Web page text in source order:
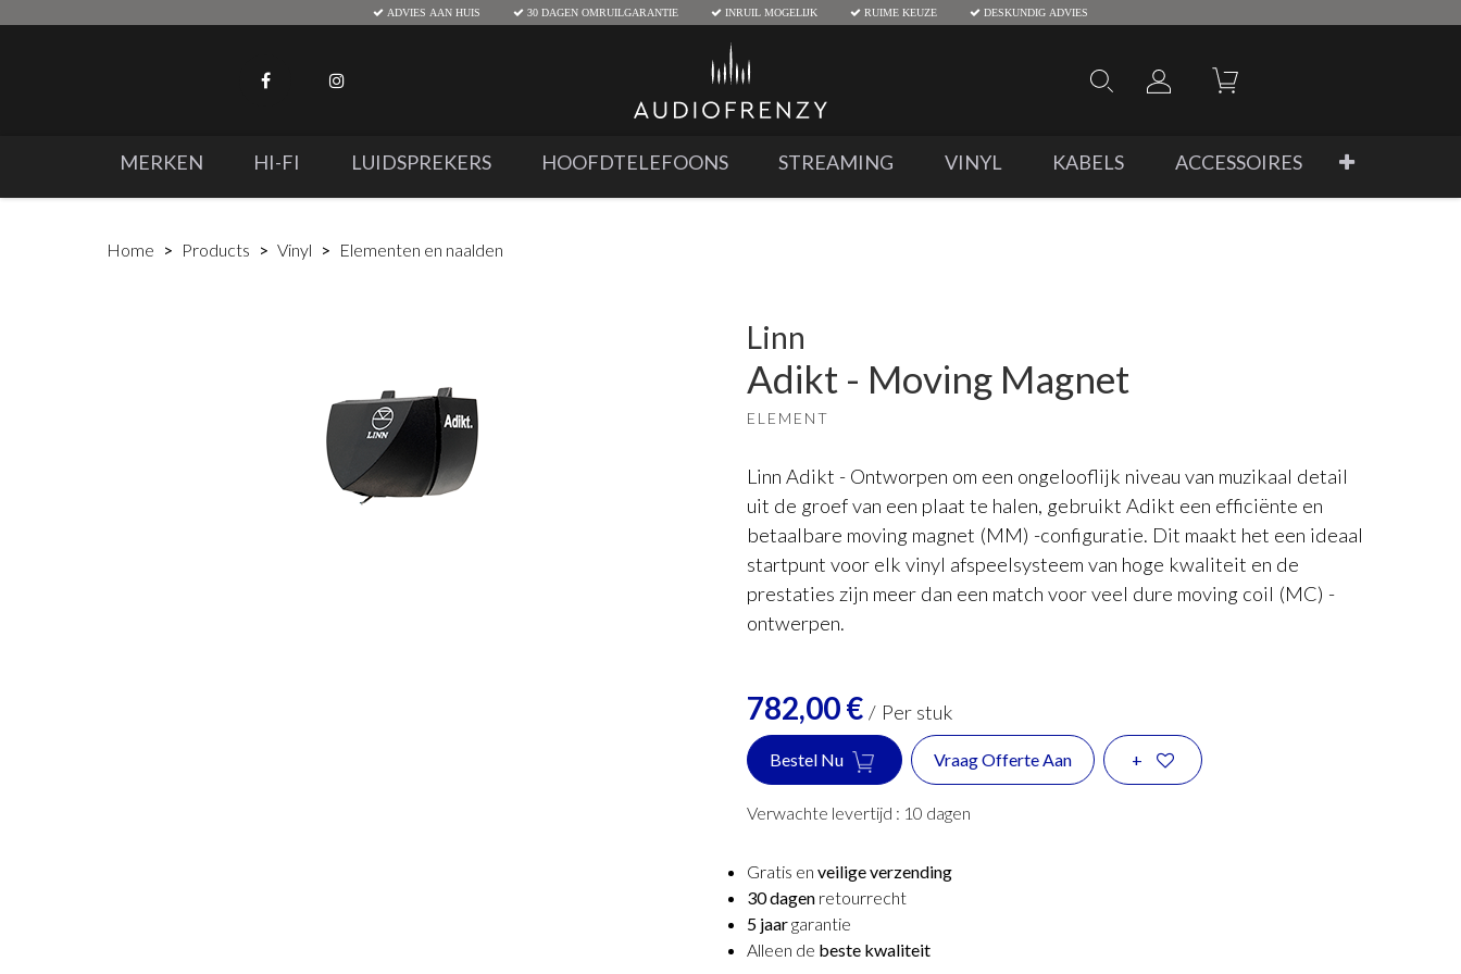
ADVIES AAN HUIS 30 DAGEN OMRUILGARANTIE INRUIL MOGELIJK RUIME KEUZE DESKUNDIG ADVIES
MERKEN HI-FI LUIDSPREKERS HOOFDTELEFOONS STREAMING VINYL KABELS ACCESSOIRES
Home Products Vinyl Elementen en naalden
Linn
Adikt - Moving Magnet
ELEMENT
Linn Adikt - Ontworpen om een ongelooflijk niveau van muzikaal detail
uit de groef van een plaat te halen, gebruikt Adikt een efficiënte en
betaalbare moving magnet (MM) -configuratie. Dit maakt het een ideaal
startpunt voor elk vinyl afspeelsysteem van hoge kwaliteit en de
prestaties zijn meer dan een match voor veel dure moving coil (MC) -
ontwerpen.
782,00€ / Per stuk
Bestel Nu Vraag Offerte Aan +
Verwachte levertijd : 10 dagen
Gratis en veilige verzending
30 dagen retourrecht
5 jaargarantie
Alleen de beste kwaliteit